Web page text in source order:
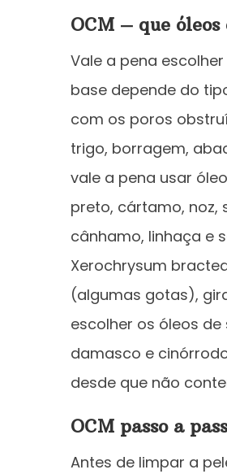
OCM – que óleos
Vale a pena
base depende do
com os poros
trigo, borragem,
vale a pena usar
preto, cártamo, noz,
cânhamo, linhaça e
Xerochrysum
(algumas gotas),
escolher os óleos
damasco e
desde que não
OCM passo a
Antes de limpar a